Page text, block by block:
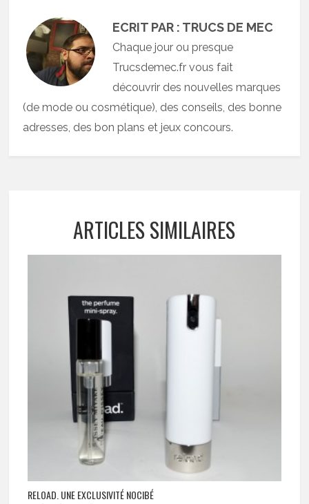
ECRIT PAR : TRUCS DE MEC
Chaque jour ou presque
Trucsdemec.fr vous fait
découvrir des nouvelles marques
(de mode ou cosmétique), des conseils, des bonne
adresses, des bon plans et jeux concours.
ARTICLES SIMILAIRES
RELOAD. UNE EXCLUSIVITÉ NOCIBÉ